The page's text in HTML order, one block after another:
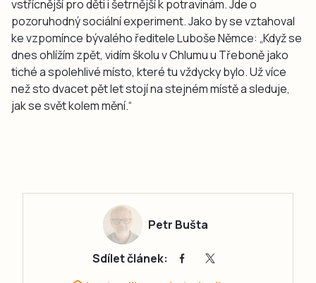
vstřícnější pro děti i šetrnější k potravinám. Jde o
pozoruhodný sociální experiment. Jako by se vztahoval
ke vzpomínce bývalého ředitele Luboše Němce: „Když se
dnes ohlížím zpět, vidím školu v Chlumu u Třeboně jako
tiché a spolehlivé místo, které tu vždycky bylo. Už více
než sto dvacet pět let stojí na stejném místě a sleduje,
jak se svět kolem mění.“
Petr Bušta
Sdílet článek: